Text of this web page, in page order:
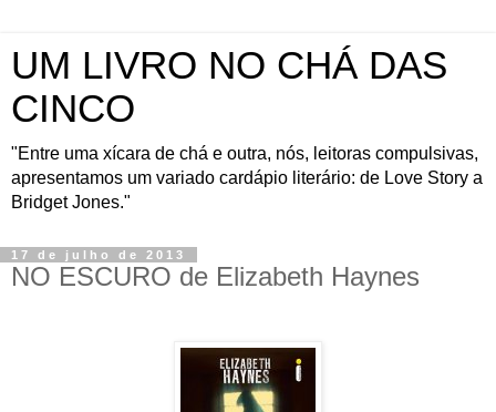
UM LIVRO NO CHÁ DAS
CINCO
"Entre uma xícara de chá e outra, nós, leitoras compulsivas,
apresentamos um variado cardápio literário: de Love Story a
Bridget Jones."
17 de julho de 2013
NO ESCURO de Elizabeth Haynes